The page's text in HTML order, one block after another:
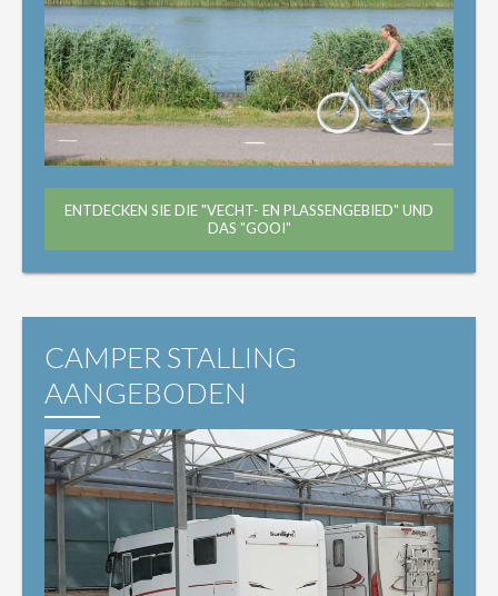
ENTDECKEN SIE DIE "VECHT- EN PLASSENGEBIED" UND
DAS "GOOI"
CAMPER STALLING
AANGEBODEN